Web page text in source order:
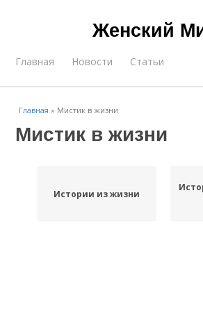
Женский
Главная Новости Статьи
Главная » Мистик в жизни
Мистик в жизни
Истории из жизни